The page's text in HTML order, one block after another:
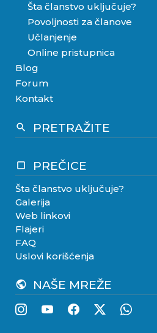
Šta članstvo uključuje?
Povoljnosti za članove
Učlanjenje
Online pristupnica
Blog
Forum
Kontakt
search PRETRAŽITE
crop_square PREČICE
Šta članstvo uključuje?
Galerija
Web linkovi
Flajeri
FAQ
Uslovi korišćenja
public NAŠE MREŽE